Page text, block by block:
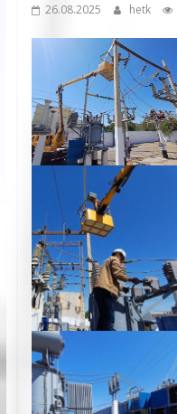
26.08.2025 hetk